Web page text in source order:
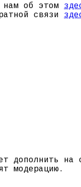
нам об этом
связи
дополнить на
модерацию.